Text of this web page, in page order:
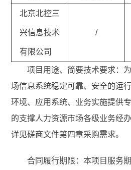
北京北控三
兴信息技术
有限公司
/
项目用途、简要技术要求：
场信息系统稳定可靠、安全的运
环境、应用系统、业务实施提供
的支撑人力资源市场各级业务经
详见磋商文件第四章采购需求。
合同履行期限：本项目服务